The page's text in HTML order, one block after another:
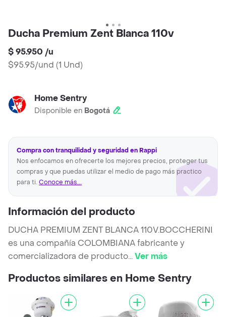
Ducha Premium Zent Blanca 110v
$ 95.950 /u
$95.95/und (1 Und)
Home Sentry
Disponible en Bogotá
Compra con tranquilidad y seguridad en Rappi
Nos enfocamos en ofrecerte los mejores precios, proteger tus
compras y que puedas utilizar el medio de pago más practico
para ti. Conoce más...
Información del producto
DUCHA PREMIUM ZENT BLANCA 110V.BOCCHERINI
es una compañía COLOMBIANA fabricante y
comercializadora de producto...Ver más
Productos similares en Home Sentry